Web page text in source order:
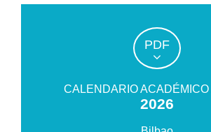
PDF
CALENDARIO ACADÉMICO
2026